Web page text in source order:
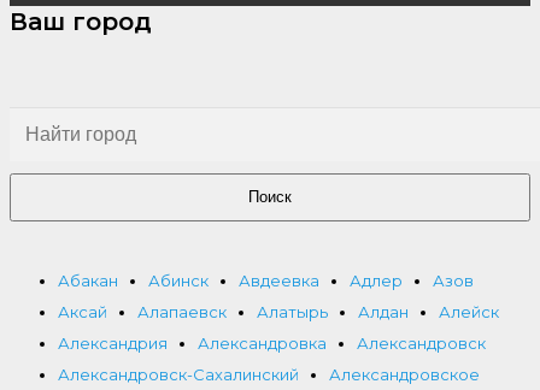
Ваш город
Поиск
Абакан Абинск Авдеевка Адлер
Азов
Аксай
Алапаевск Алатырь Алдан
Алейск
Александрия
Александровка
Александровск
Александровск-Сахалинский
Александровское